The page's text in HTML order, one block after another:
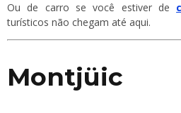
Ou de carro se você estiver de
turísticos não chegam até aqui.
Montjüic